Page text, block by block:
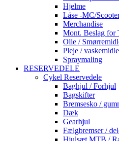
Hjelme
Låse -MC/
Merchandise
Mont. Beslag for
Olie /
Pleje /
Spraymaling
RESERVEDELE
Cykel Reservedele
Baghjul / Forhjul
Bagskifter
Bremsesko /
Dæk
Gearhjul
Fælgbremser /
Hjulsæt MTB /